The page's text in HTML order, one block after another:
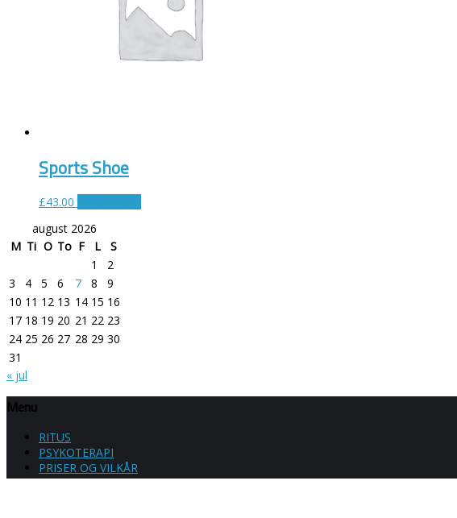
Sports Shoe
£43.00
august 2026
M Ti O To F L
S
1
2
3
4 5 6 7 8
9
10 11 12 13 14 15 16
17 18 19 20 21 22 23
24 25 26 27 28 29 30
31
« jul
Menu
RITUS
PSYKOTERAPI
PRISER OG VILKÅR
KONTAKT